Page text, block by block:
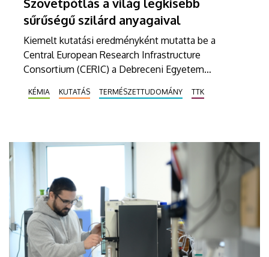
sűrűségű szilárd anyagaival
Kiemelt kutatási eredményként mutatta be a
Central European Research Infrastructure
Consortium (CERIC) a Debreceni Egyetem
Kar Kémiai Intézet Szervetlen és Analitikai Kémiai
KÉMIA KUTATÁS TERMÉSZETTUDOMÁNY TTK